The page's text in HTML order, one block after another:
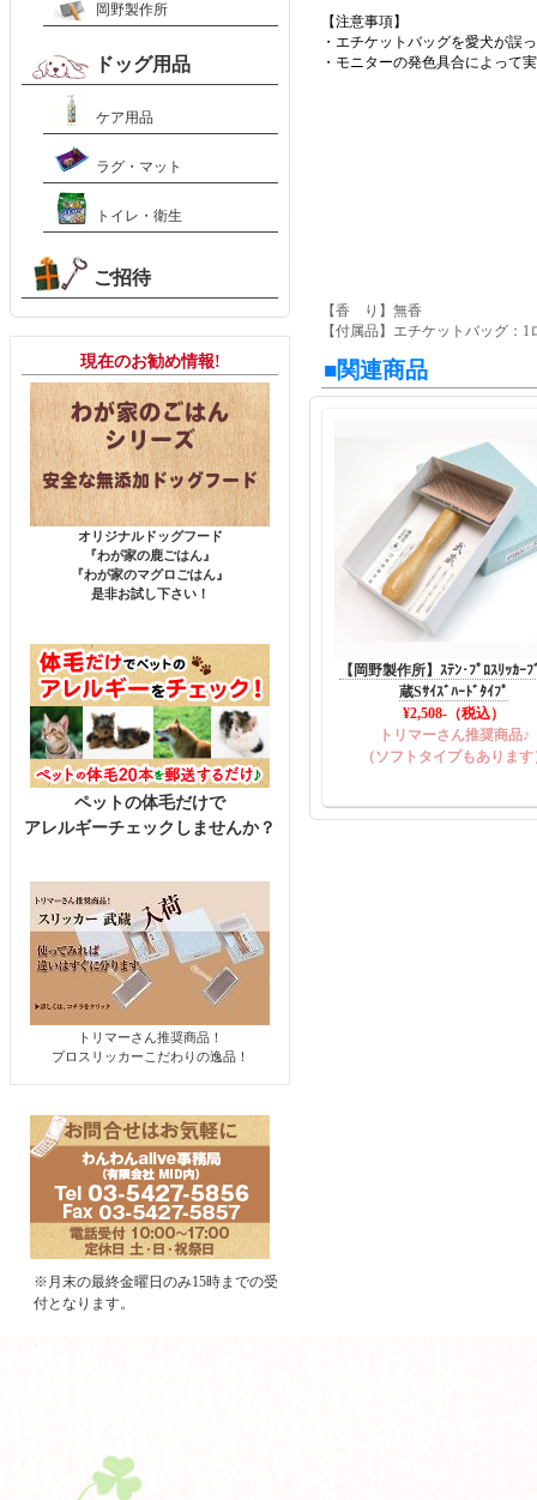
【注意事項】
・エチケットバッグを愛犬が誤
・モニターの発色具合によって
【香 り】無香
【付属品】エチケットバッグ：1
■関連商品
【岡野製作所】ｽﾃﾝ･ﾌﾟﾛｽﾘｯｶｰﾌ
蔵Sｻｲｽﾞﾊｰﾄﾞﾀｲﾌﾟ
¥2,508-（税込）
トリマーさん推奨商品♪
（ソフトタイプもあります
岡野製作所
ドッグ用品
ケア用品
ラグ・マット
トイレ・衛生
ご招待
現在のお勧め情報!
オリジナルドッグフード
『わが家の鹿ごはん』
『わが家のマグロごはん』
是非お試し下さい！
ペットの体毛だけで
アレルギーチェックしませんか？
トリマーさん推奨商品！
プロスリッカーこだわりの逸品！
※月末の最終金曜日のみ15時までの受
付となります。